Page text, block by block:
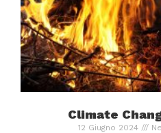
Climate
12 Giugno 2024